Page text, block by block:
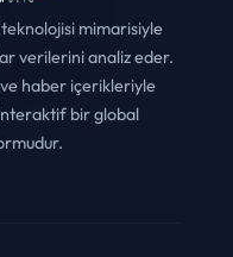
mimarisiyle
verilerini analiz eder.
ve haber içerikleriyle
bir global